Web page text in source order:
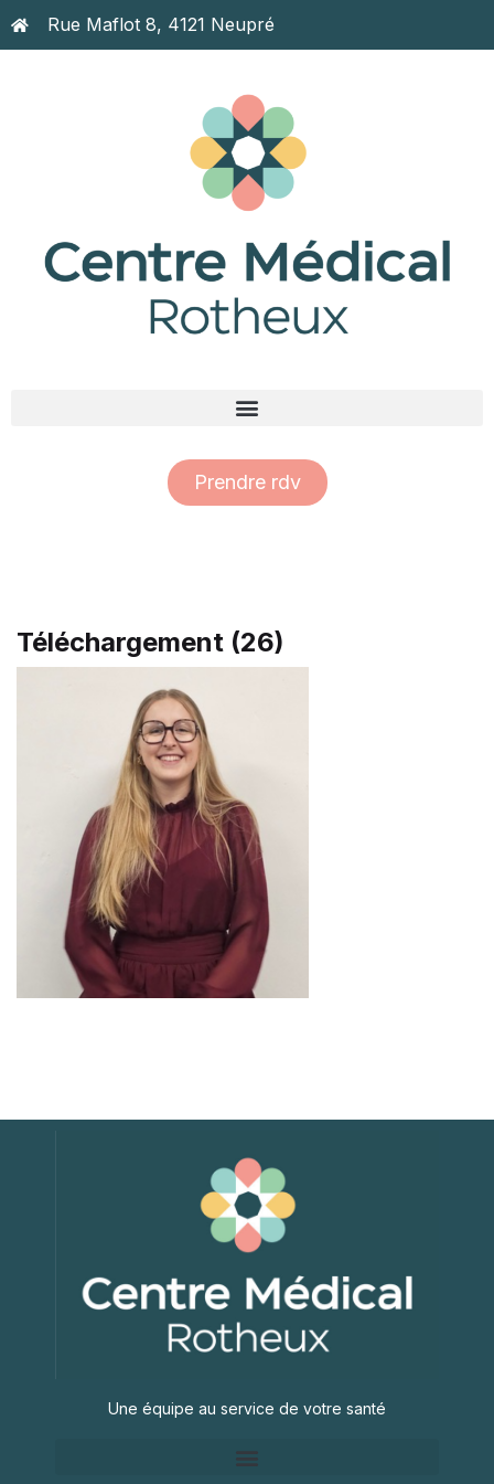
Rue Maflot 8, 4121 Neupré
Prendre rdv
Téléchargement (26)
Une équipe au service de votre santé